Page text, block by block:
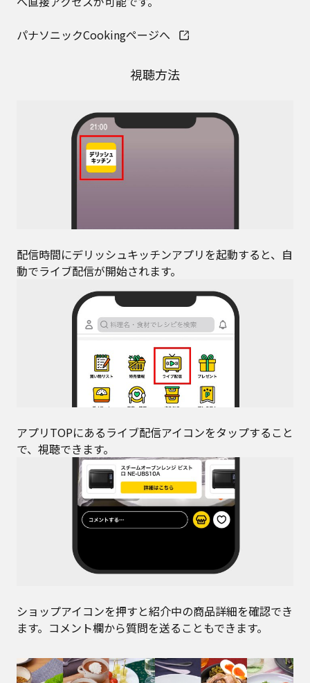
パナソニックCookingページへ
視聴方法
配信時間にデリッシュキッチンアプリを起動すると、自
動でライブ配信が開始されます。
アプリTOPにあるライブ配信アイコンをタップすること
で、視聴できます。
ショップアイコンを押すと紹介中の商品詳細を確認でき
ます。コメント欄から質問を送ることもできます。